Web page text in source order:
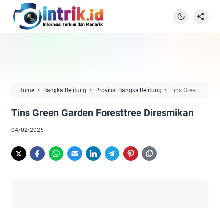
Home Bangka Belitung Provinsi Bangka Belitung
Tins Green
Tins Green Garden Foresttree Diresmikan
04/02/2026